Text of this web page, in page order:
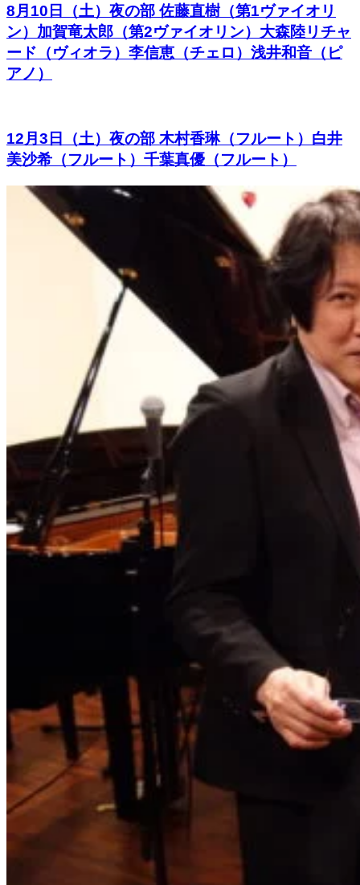
8月10日（土）夜の部 佐藤直樹（第1ヴァイオリ
ン）加賀竜太郎（第2ヴァイオリン）大森陸リチャ
ード（ヴィオラ）李信恵（チェロ）浅井和音（ピ
アノ）
12月3日（土）夜の部 木村香琳（フルート）白井
美沙希（フルート）千葉真優（フルート）